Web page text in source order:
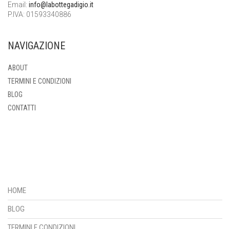
Email: info@labottegadigio.it
P.IVA: 01593340886
NAVIGAZIONE
ABOUT
TERMINI E CONDIZIONI
BLOG
CONTATTI
HOME
BLOG